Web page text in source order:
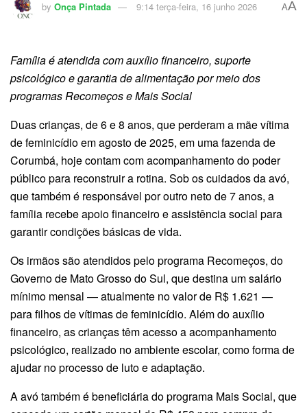
by Onça Pintada 9:14 terça-feira, 16 junho 2026 AA
Família é atendida com auxílio financeiro, suporte
psicológico e garantia de alimentação por meio dos
programas Recomeços e Mais Social
Duas crianças, de 6 e 8 anos, que perderam a mãe vítima
de feminicídio em agosto de 2025, em uma fazenda de
Corumbá, hoje contam com acompanhamento do poder
público para reconstruir a rotina. Sob os cuidados da avó,
que também é responsável por outro neto de 7 anos, a
família recebe apoio financeiro e assistência social para
garantir condições básicas de vida.
Os irmãos são atendidos pelo programa Recomeços, do
Governo de Mato Grosso do Sul, que destina um salário
mínimo mensal — atualmente no valor de R$ 1.621 —
para filhos de vítimas de feminicídio. Além do auxílio
financeiro, as crianças têm acesso a acompanhamento
psicológico, realizado no ambiente escolar, como forma de
ajudar no processo de luto e adaptação.
A avó também é beneficiária do programa Mais Social, que